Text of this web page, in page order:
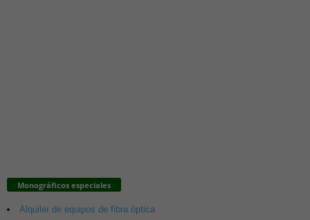
Monográficos especiales
Alquiler de equipos de fibra óptica